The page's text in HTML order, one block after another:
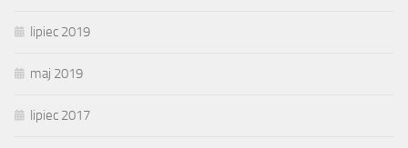
lipiec 2019
maj 2019
lipiec 2017